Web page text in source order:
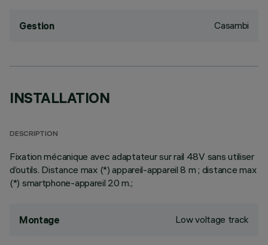
Gestion Casambi
INSTALLATION
DESCRIPTION
Fixation mécanique avec adaptateur sur rail 48V sans utiliser
d’outils. Distance max (*) appareil-appareil 8 m ; distance max
(*) smartphone-appareil 20 m.;
Montage Low voltage track